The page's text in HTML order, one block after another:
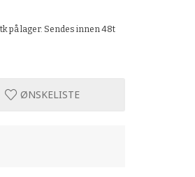
på lager. Sendes innen 48t
ØNSKELISTE